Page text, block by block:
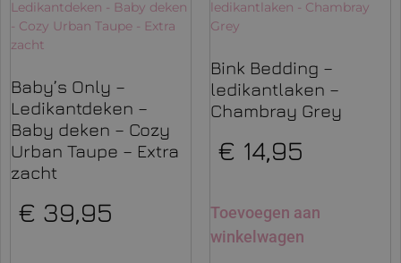
Baby’s Only –
Ledikantdeken –
Baby deken – Cozy
Urban Taupe – Extra
zacht
€ 39,95
Bink Bedding –
ledikantlaken –
Chambray Grey
€ 14,95
Toevoegen aan
winkelwagen